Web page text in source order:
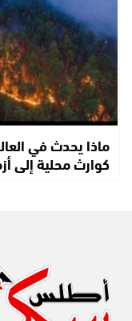
ماذا يحدث في
كوارث محلية إلى